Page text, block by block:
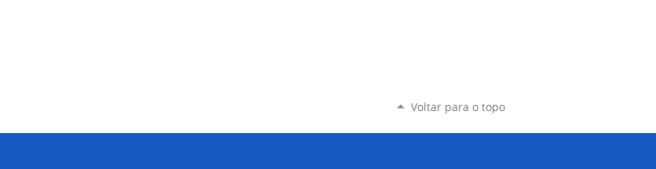
Voltar para o topo